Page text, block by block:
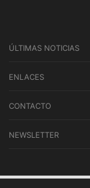
ÚLTIMAS NOTICIAS
ENLACES
CONTACTO
NEWSLETTER